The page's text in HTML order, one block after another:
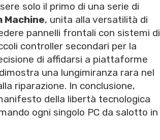
solo il primo di una serie di
Machine, unita alla versatilità di
pannelli frontali con sistemi di
controller secondari per la
di affidarsi a piattaforme
dimostra una lungimiranza rara nel
riparazione. In conclusione,
della libertà tecnologica
ogni singolo PC da salotto in